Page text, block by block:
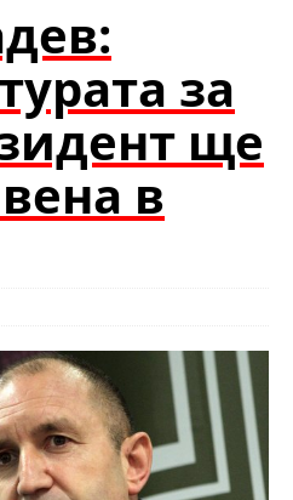
за
ще
в